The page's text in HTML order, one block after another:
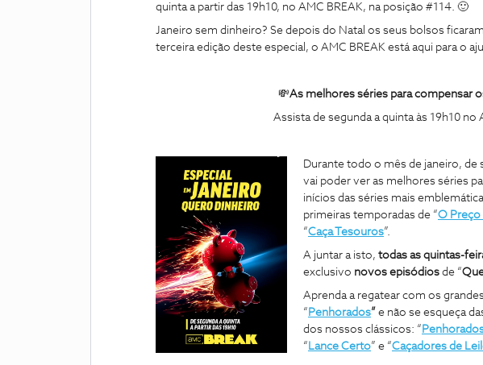
quinta a partir das 19h10, no AMC BREAK, na posição #114. 🙂
Janeiro sem dinheiro? Se depois do Natal os seus bolsos
terceira edição deste especial, o AMC BREAK está aqui para o
💸As melhores séries para compensar
Assista de segunda a quinta às 19h10 no
Durante todo o mês de janeiro, de
vai poder ver as melhores séries
inícios das séries mais
primeiras temporadas de “O Preço
“Caça Tesouros”.
A juntar a isto, todas as quintas-
exclusivo novos episódios de “
Aprenda a regatear com os
“ Penhorados” e não se esqueça
dos nossos clássicos: “
“ Lance Certo” e “Caçadores de